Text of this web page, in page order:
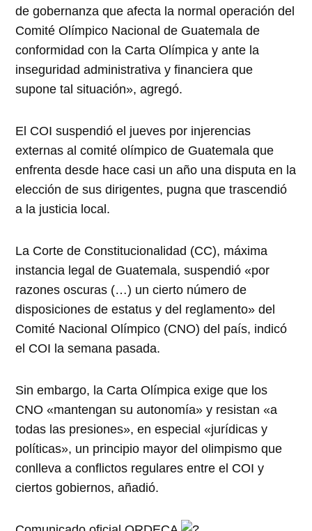
de gobernanza que afecta la normal operación del
Comité Olímpico Nacional de Guatemala de
conformidad con la Carta Olímpica y ante la
inseguridad administrativa y financiera que
supone tal situación», agregó.
El COI suspendió el jueves por injerencias
externas al comité olímpico de Guatemala que
enfrenta desde hace casi un año una disputa en la
elección de sus dirigentes, pugna que trascendió
a la justicia local.
La Corte de Constitucionalidad (CC), máxima
instancia legal de Guatemala, suspendió «por
razones oscuras (…) un cierto número de
disposiciones de estatus y del reglamento» del
Comité Nacional Olímpico (CNO) del país, indicó
el COI la semana pasada.
Sin embargo, la Carta Olímpica exige que los
CNO «mantengan su autonomía» y resistan «a
todas las presiones», en especial «jurídicas y
políticas», un principio mayor del olimpismo que
conlleva a conflictos regulares entre el COI y
ciertos gobiernos, añadió.